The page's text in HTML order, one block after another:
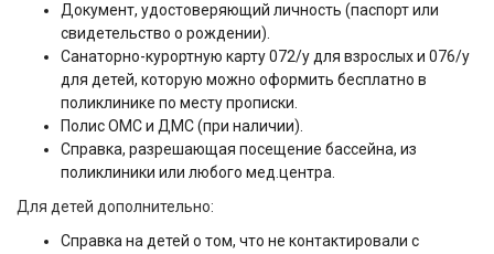
Документ, удостоверяющий личность (паспорт или
свидетельство о рождении).
Санаторно-курортную карту 072/у для взрослых и 076/у
для детей, которую можно оформить бесплатно в
поликлинике по месту прописки.
Полис ОМС и ДМС (при наличии).
Справка, разрешающая посещение бассейна, из
поликлиники или любого мед.центра.
Для детей дополнительно:
Справка на детей о том, что не контактировали с